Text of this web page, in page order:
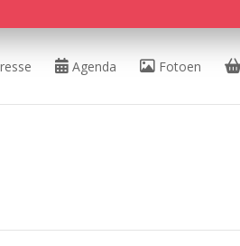
Agenda Fotoen